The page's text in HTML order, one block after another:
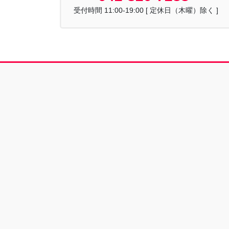
受付時間 11:00-19:00 [ 定休日（木曜）除く ]